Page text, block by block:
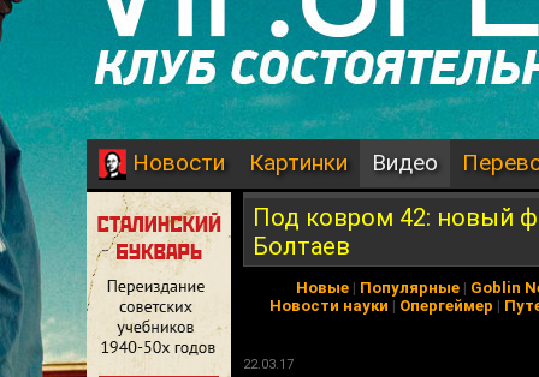
Новости Картинки Видео
Под ковром 42: новый
Болтаев
Новые | Популярные | Goblin
Новости науки | Опергеймер |
22.03.17